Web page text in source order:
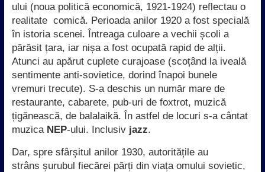
ului (noua politică economică, 1921-1924) reflectau o
realitate comică. Perioada anilor 1920 a fost specială
în istoria scenei. Întreaga culoare a vechii școli a
părăsit țara, iar nișa a fost ocupată rapid de alții.
Atunci au apărut cuplete curajoase (scoțând la iveală
sentimente anti-sovietice, dorind înapoi bunele
vremuri trecute). S-a deschis un număr mare de
restaurante, cabarete, pub-uri de foxtrot, muzică
țigănească, de balalaikă. În astfel de locuri s-a cântat
muzica NEP-ului. Inclusiv jazz.
Dar, spre sfârșitul anilor 1930, autoritățile au
strâns șurubul fiecărei părți din viața omului sovietic,